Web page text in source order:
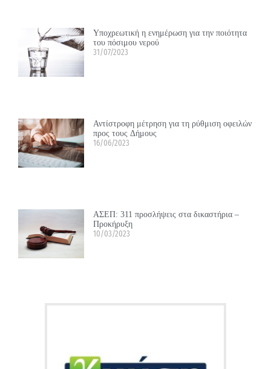
Υποχρεωτική η ενημέρωση για την ποιότητα
του πόσιμου νερού
31/07/2023
Αντίστροφη μέτρηση για τη ρύθμιση οφειλών
προς τους Δήμους
16/06/2023
ΑΣΕΠ: 311 προσλήψεις στα δικαστήρια –
Προκήρυξη
10/03/2023